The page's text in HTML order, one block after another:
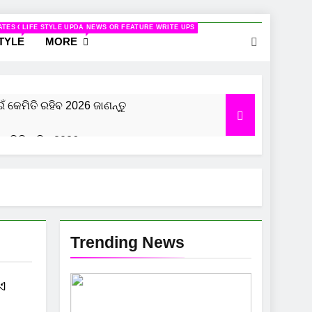
TO WOMEN
ON CINEMA
LIFE STYLE UPDATES
MORE
NEWS OR FEATURE WRITE UPS
କେମିତି ରହିବ 2026 ଜାଣନ୍ତୁ
ରହିବ 2026, ଜାଣନ୍ତୁ
Trending News